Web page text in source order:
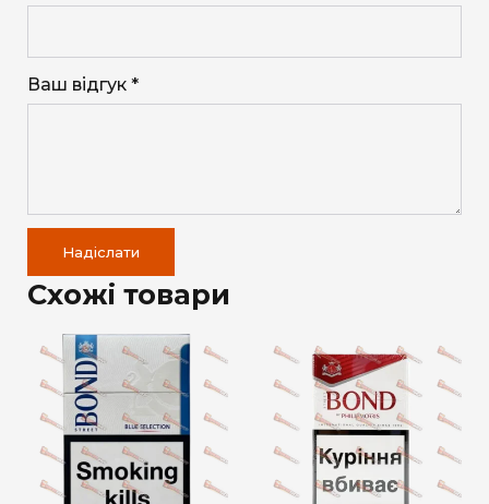
Ваш відгук *
Надіслати
Схожі товари